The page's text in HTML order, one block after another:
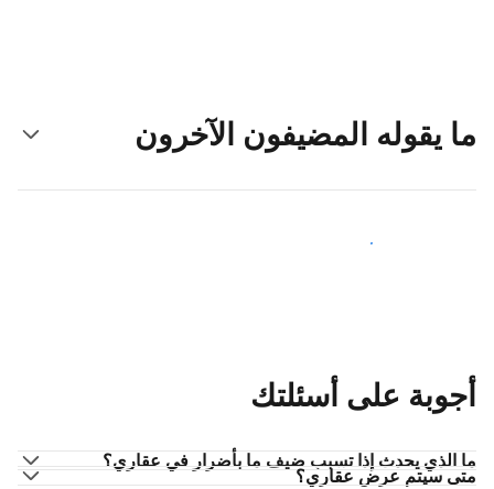
ما يقوله المضيفون الآخرون
انضم إلى مضيفين آخرين
أجوبة على أسئلتك
ما الذي يحدث إذا تسبب ضيف ما بأضرار في عقاري؟
متى سيتم عرض عقاري؟